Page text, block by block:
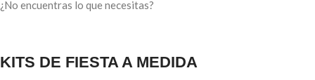
¿No encuentras lo que necesitas?
KITS DE FIESTA A MEDIDA